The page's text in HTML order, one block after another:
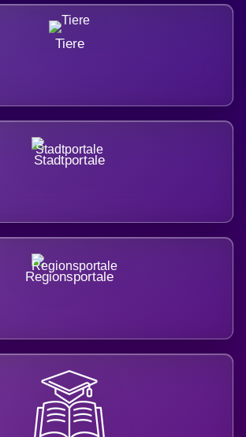
Tiere
Stadtportale
Regionsportale